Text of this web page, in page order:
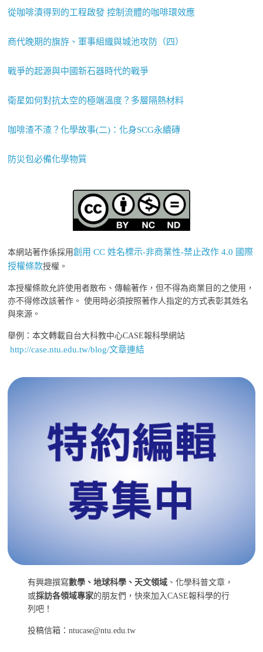
從咖啡漬得到的工程啟發 控制流體的咖啡環效應
商代晚期的旗斿、軍事組織與城池攻防（四）
戰爭的起源與中國新石器時代的戰爭
衛星如何對抗太空的極端溫度？多層隔熱材料
咖啡渣不渣？化學故事(二)：化身SCG永續磚
防災包必備化學物質
本網站著作係採用創用 CC 姓名標示-非商業性-禁止改作 4.0 國際
授權條款授權。
本授權條款允許使用者散布、傳輸著作，但不得為商業目的之使用，
亦不得修改該著作。 使用時必須按照著作人指定的方式表彰其姓名
與來源。
舉例：本文轉載自台大科教中心CASE報科學網站
http://case.ntu.edu.tw/blog/文章連結
有興趣撰寫數學、地球科學、天文領域 、化學科普文章，
或採訪各領域專家的朋友們，快來加入CASE報科學的行
列吧！
投稿信箱：ntucase@ntu.edu.tw